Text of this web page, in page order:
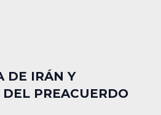
DE IRÁN Y
PREACUERDO